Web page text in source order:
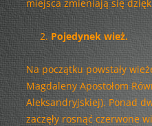
miejsca zmieniają się
Pojedynek wież.
Na początku powstały
Magdaleny Apostołom
Aleksandryjskiej). Ponad
zaczęły rosnąć czerwone